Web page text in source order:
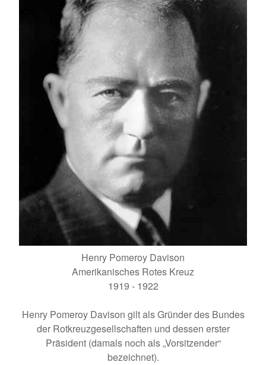
Henry Pomeroy Davison
Amerikanisches Rotes Kreuz
1919 - 1922
Henry Pomeroy Davison gilt als Gründer des Bundes
der Rotkreuzgesellschaften und dessen erster
Präsident (damals noch als „Vorsitzender“
bezeichnet).